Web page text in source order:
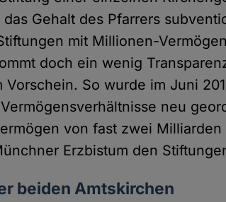
Gehalt des Pfarrers
mit Millionen-
doch ein wenig
Vorschein. So wurde im Juni
neu
von fast zwei
Erzbistum den
beiden Amtskirchen